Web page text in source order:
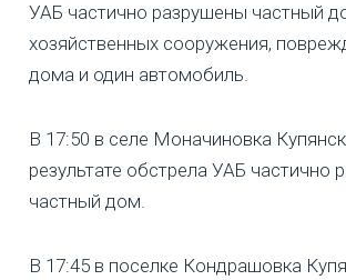
УАБ частично разрушены частный
хозяйственных сооружения,
дома и один автомобиль.
В 17:50 в селе Моначиновка
результате обстрела УАБ частично
частный дом.
В 17:45 в поселке Кондрашовка